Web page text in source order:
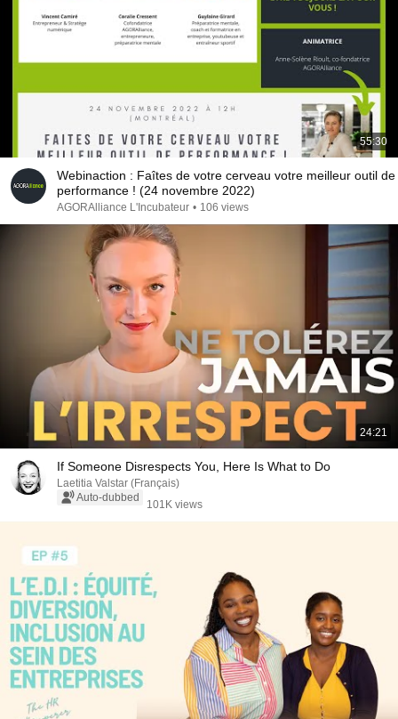
55:30
Webinaction : Faîtes de votre cerveau votre meilleur outil de
performance ! (24 novembre 2022)
AGORAlliance L'Incubateur • 106 views
24:21
If Someone Disrespects You, Here Is What to Do
Laetitia Valstar (Français)
Auto-dubbed
101K views